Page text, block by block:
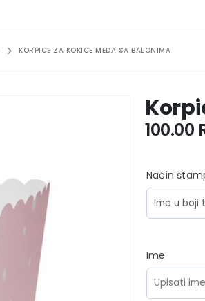
KORPICE ZA KOKICE MEDA SA BALONIMA
100.00
Način
Ime